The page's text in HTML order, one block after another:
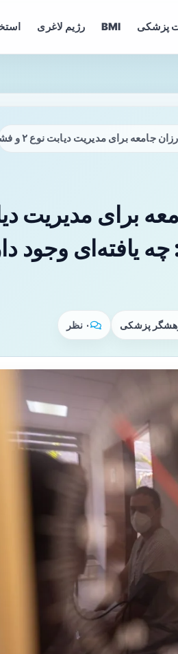
پزشکی BMI رژیم لاغری
نوع ۲ و فشارخون در کامبوج: چه یافته‌ای وجود دارد و چه کارهایی باید انجام شود؟
برای مدیریت
یافته‌ای وجود
پزشکی ۰ نظر